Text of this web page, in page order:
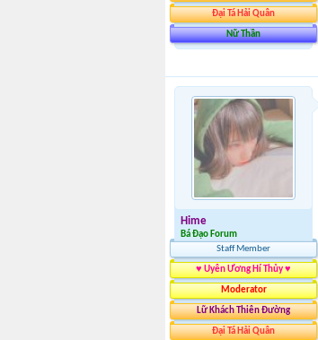
Đại Tá Hải Quân
Nữ Thần
Hime
Bá Đạo Forum
Staff Member
♥ Uyên Ương Hí Thủy ♥
Moderator
Lữ Khách Thiên Đường
Đại Tá Hải Quân